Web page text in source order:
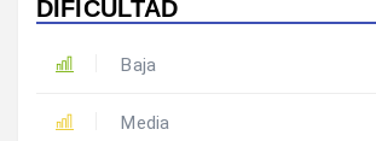
DIFICULTAD
Baja
Media